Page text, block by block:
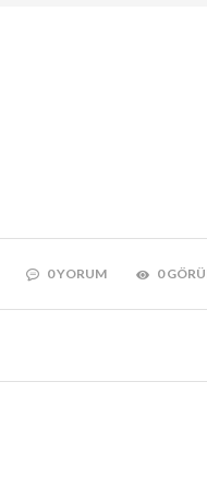
0 YORUM 0